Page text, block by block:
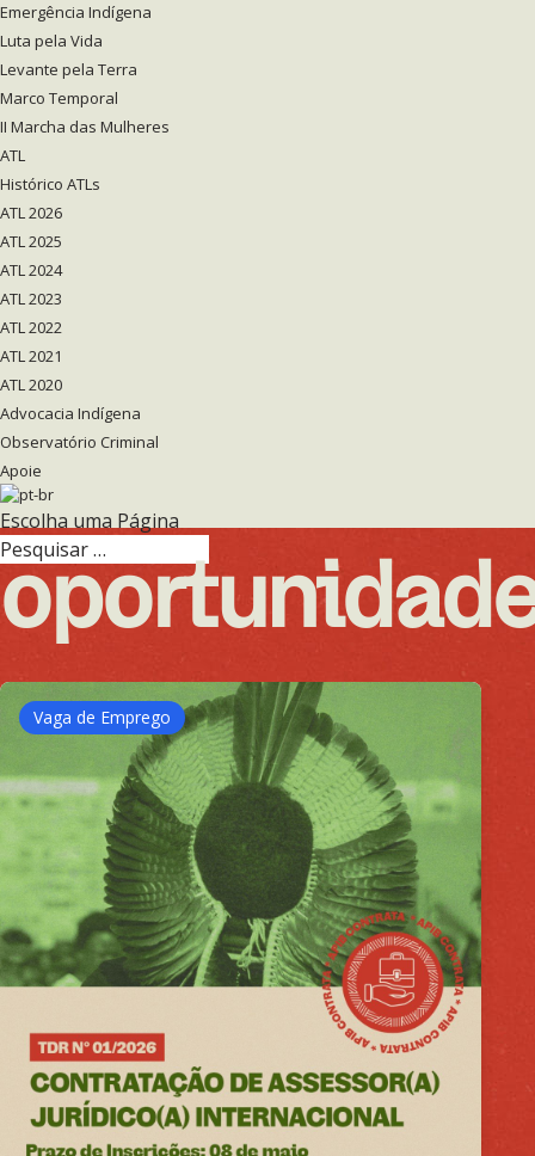
Emergência Indígena
Luta pela Vida
Levante pela Terra
Marco Temporal
II Marcha das Mulheres
ATL
Histórico ATLs
ATL 2026
ATL 2025
ATL 2024
ATL 2023
ATL 2022
ATL 2021
ATL 2020
Advocacia Indígena
Observatório Criminal
Apoie
Escolha uma Página
Vaga de Emprego